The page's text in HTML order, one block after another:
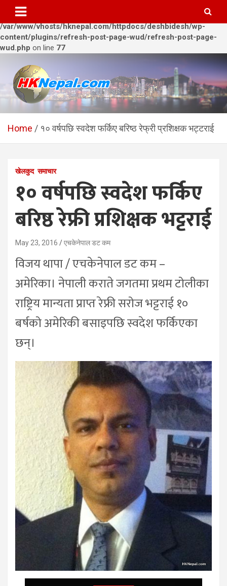
Warning
: Trying to access array offset on value of type bool in
/var/www/vhosts/hknepal.com/httpdocs/deshbidesh/wp-
content/plugins/refresh-post-page-wud/refresh-post-page-
wud.php on line 77
content
HKNepal.com – हङकङबाट
सञ्चालित पहिलो नेपाली अनलाईन
hknepal, hknepal.com, hk nepal, hk nepal com
Home १० वर्षपछि स्वदेश फर्किए बरिष्ठ रेफ्री प्रशिक्षक भट्टराई
खेलकुद समाचार
१० वर्षपछि स्वदेश फर्किए
बरिष्ठ रेफ्री प्रशिक्षक भट्टराई
May 23, 2016 एचकेनेपाल डट कम
विजय थापा / एचकेनेपाल डट कम –
अमेरिका। नेपाली कराते जगतमा प्रथम टोलीका
राष्ट्रिय मान्यता प्राप्त रेफ्री सरोज भट्टराई १०
बर्षको अमेरिकी बसाइपछि स्वदेश फर्किएका
छन्।